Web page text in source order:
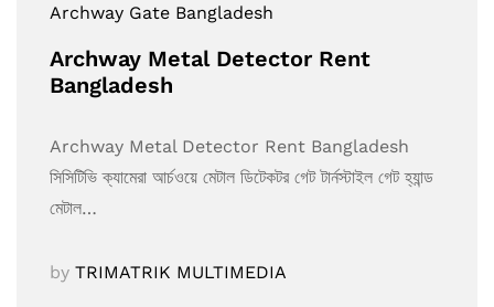
Archway Gate Bangladesh
Archway Metal Detector Rent
Bangladesh
Archway Metal Detector Rent Bangladesh
সিসিটিভি ক্যামেরা আর্চওয়ে মেটাল ডিটেকটর গেট টার্নস্টাইল গেট হ্যান্ড
মেটাল…
by TRIMATRIK MULTIMEDIA